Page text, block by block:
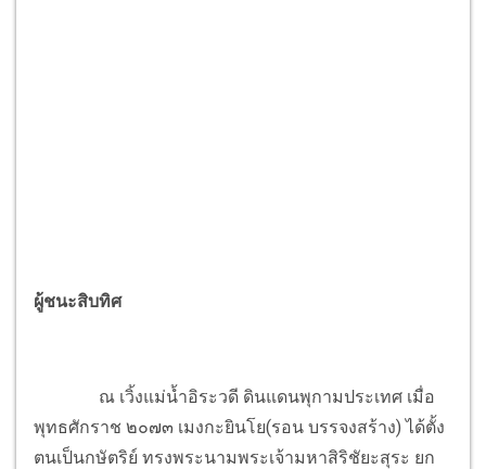
ผู้ชนะสิบทิศ
ณ เวิ้งแม่น้ำอิระวดี ดินแดนพุกามประเทศ เมื่อ
พุทธศักราช ๒๐๗๓ เมงกะยินโย(รอน บรรจงสร้าง) ได้ตั้ง
ตนเป็นกษัตริย์ ทรงพระนามพระเจ้ามหาสิริชัยะสุระ ยก